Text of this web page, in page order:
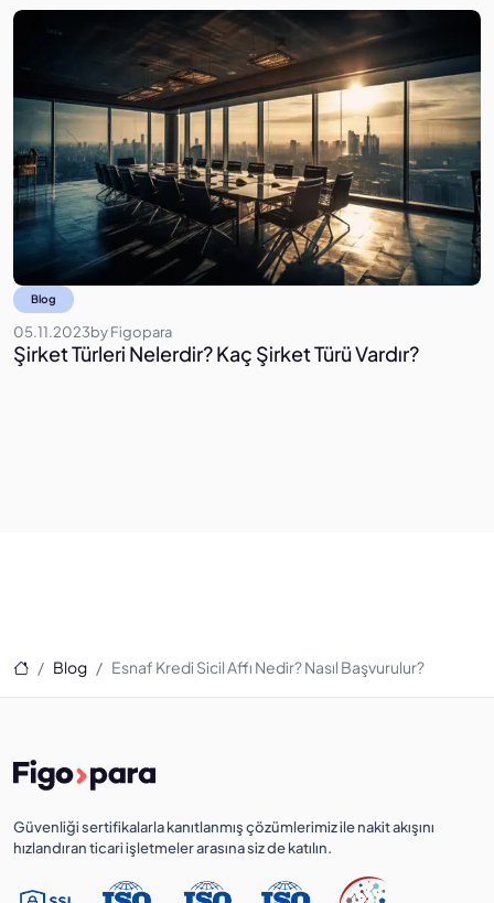
Blog
05.11.2023byFigopara
Şirket Türleri Nelerdir? Kaç Şirket Türü Vardır?
Ana Sayfa
Blog Esnaf Kredi Sicil Affı Nedir? Nasıl Başvurulur?
Güvenliği sertifikalarla kanıtlanmış çözümlerimiz ile nakit akışını
hızlandıran ticari işletmeler arasına siz de katılın.